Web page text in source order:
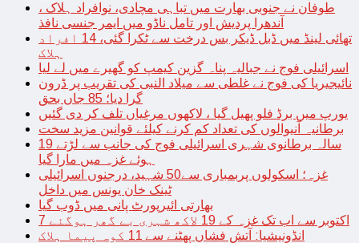
طوفان نے جنوبی بھارت میں تباہی مچادی، نوافراد ہلاک ،
آندھرا پردیش اور تامل ناڈو میں ایمر جنسی نافذ
تھائی لینڈ میں ڈبل ڈیکر بس درخت سے ٹکرا گئی، 14 افراد
ہلاک
اسرائیلی فوج نے جبالیہ پناہ گزین کیمپ کو گھیرے میں لے لیا
نائیجیریا کی فوج نے غلطی سے میلاد النبی کی تقریب پر ڈرون
گرا دیا؛ 85 جاں بحق
یورپ میں برڈ فلو پھیل گیا ، لاکھوں مرغیاں تلف کر دی گئیں
برطانیہ آنیوالوں کی تعداد کم کرنے کیلئے قوانین مزید سخت
19 سالہ برطانوی شہری اسرائیلی فوج کی جانب سے لڑتے
ہوئے غزہ میں مارا گیا
غزہ؛ اسکولوں پربمباری سے50 شہید، درجنوں اسرائیلی
ٹینک خان یونس میں داخل
بھارتی ائیرپورٹ پانی میں ڈوب گیا
7 اکتوبر سے اب تک غزہ کے 19 لاکھ شہری بے گھر ہوگئے
انڈونیشیا: آتش فشاں پھٹنے سے 11 کوہ پیما ہلاک